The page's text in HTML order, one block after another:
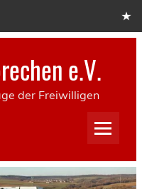
e.V.
der Freiwilligen